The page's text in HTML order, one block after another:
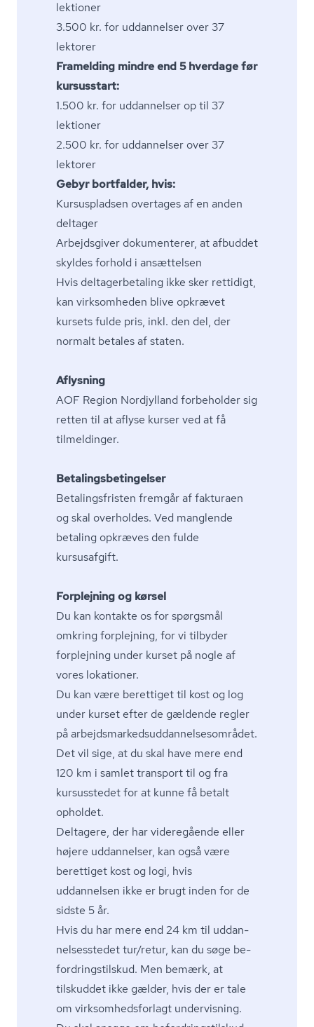
lektioner
3.500 kr. for uddannelser over 37
lektorer
Framelding mindre end 5 hverdage før
kursusstart:
1.500 kr. for uddannelser op til 37
lektioner
2.500 kr. for uddannelser over 37
lektorer
Gebyr bortfalder, hvis:
Kursuspladsen overtages af en anden
deltager
Arbejdsgiver dokumenterer, at afbuddet
skyldes forhold i ansættelsen
Hvis del­ta­ger­be­ta­ling ikke sker rettidigt,
kan virksomheden blive opkrævet
kursets fulde pris, inkl. den del, der
normalt betales af staten.
Aflysning
AOF Region Nordjylland forbeholder sig
retten til at aflyse kurser ved at få
tilmeldinger.
Be­ta­lings­be­tin­gel­ser
Be­ta­lings­fri­sten fremgår af fakturaen
og skal overholdes. Ved manglende
betaling opkræves den fulde
kursusafgift.
Forplejning og kørsel
Du kan kontakte os for spørgsmål
omkring forplejning, for vi tilbyder
forplejning under kurset på nogle af
vores lokationer.
Du kan være berettiget til kost og log
under kurset efter de gældende regler
på ar­bejds­mar­keds­ud­dan­nel­ses­om­rå­det.
Det vil sige, at du skal have mere end
120 km i samlet transport til og fra
kursusstedet for at kunne få betalt
opholdet.
Deltagere, der har videregående eller
højere uddannelser, kan også være
berettiget kost og logi, hvis
uddannelsen ikke er brugt inden for de
sidste 5 år.
Hvis du har mere end 24 km til ud­dan­
nel­ses­ste­det tur/retur, kan du søge be­
for­drings­tilskud. Men bemærk, at
tilskuddet ikke gælder, hvis der er tale
om virk­som­heds­for­lagt undervisning.